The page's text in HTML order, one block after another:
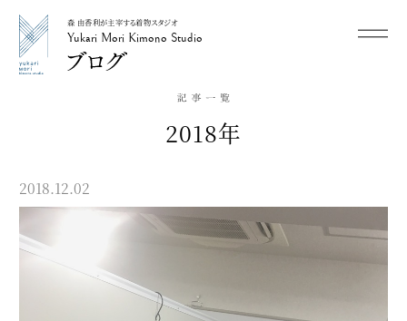
Yukari Mori Kimono Studio
森 由香利が主宰する着物スタジオ
Yukari Mori Kimono Studio メニュー
2018年
2018.12.02